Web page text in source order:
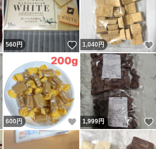
いいね！
560円 いいね！
1,040 円
いいね！
600円 いいね！
1,999円